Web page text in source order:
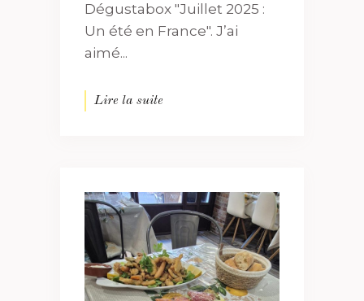
Dégustabox "Juillet 2025 :
Un été en France". J’ai
aimé...
Lire la suite